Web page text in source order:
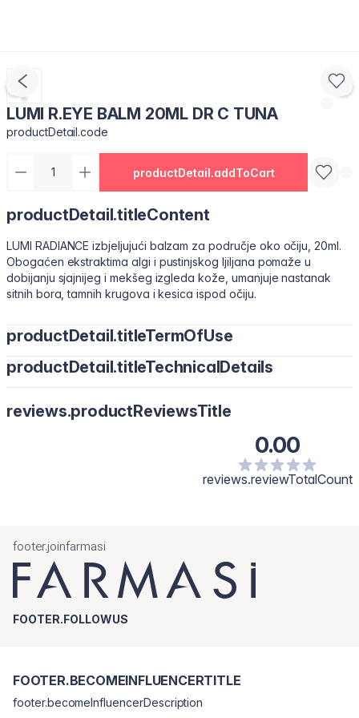
LUMI R.EYE BALM 20ML DR C TUNA
productDetail.code
productDetail.addToCart
productDetail.titleContent
LUMI RADIANCE izbjeljujući balzam za područje oko očiju, 20ml.
Obogaćen ekstraktima algi i pustinjskog ljiljana pomaže u
dobijanju sjajnijeg i mekšeg izgleda kože, umanjuje nastanak
sitnih bora, tamnih krugova i kesica ispod očiju.
productDetail.titleTermOfUse
productDetail.titleTechnicalDetails
reviews.productReviewsTitle
0.00
reviews.reviewTotalCount
footer.joinfarmasi
FOOTER.FOLLOWUS
FOOTER.BECOMEINFLUENCERTITLE
footer.becomeInfluencerDescription